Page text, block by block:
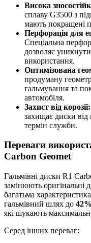
Висока
сплаву G3500 з
мають покращені
Перфорація для
Спеціальна
дозволяє уникнути
використання.
Оптимізована
продуману
гальмування та
автомобіля.
Захист від корозії:
захищає диски
термін служби.
Переваги
Carbon Geomet
Гальмівні диски R1
замінюють оригінальні
багатьма
гальмівний шлях до 42%
які шукають
Серед інших переваг: